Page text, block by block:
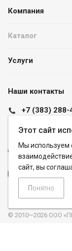
Компания
Каталог
Услуги
Наши контакты
+7 (383) 288-
Пн. – Пт.: с 8:00
Новосибирск,
info@pk-
© 2010—2026 ООО
Этот сайт
Мы используем
сайт, вы
Понятно